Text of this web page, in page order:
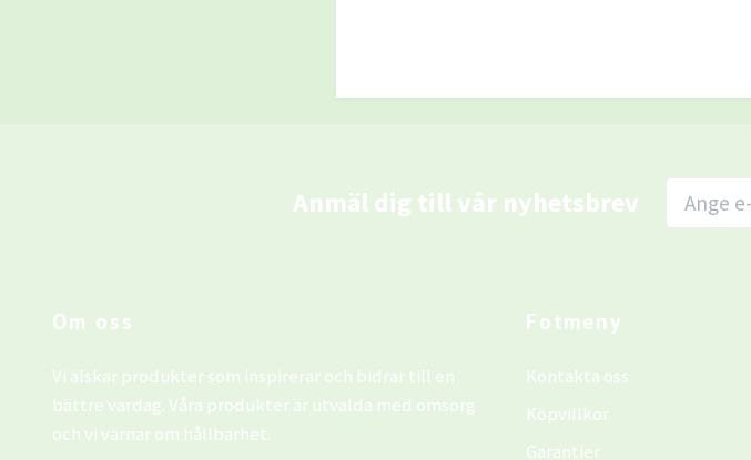
Anmäl dig till vår nyhetsbrev
Om oss
Vi älskar produkter som inspirerar och bidrar till en
bättre vardag. Våra produkter är utvalda med omsorg
och vi värnar om hållbarhet.
Fotmeny
Kontakta oss
Köpvillkor
Garantier